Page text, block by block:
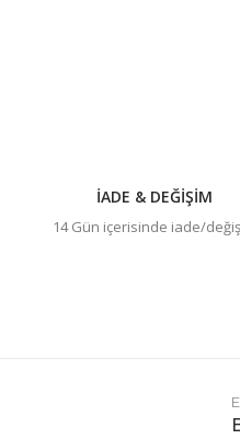
İADE & DEĞİŞİM
14 Gün içerisinde iade/